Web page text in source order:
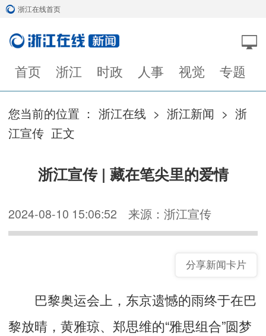
浙江在线首页
首页 浙江 时政 人事 视觉 专题
您当前的位置 ： 浙江在线 > 浙江新闻 > 浙
江宣传 正文
浙江宣传 | 藏在笔尖里的爱情
2024-08-10 15:06:52 来源：浙江宣传
分享新闻卡片
巴黎奥运会上，东京遗憾的雨终于在巴
黎放晴，黄雅琼、郑思维的“雅思组合”圆梦